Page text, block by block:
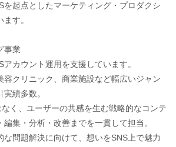
を起点としたマーケティング・プロダクシ
す。
事業
カウント運用を支援しています。
容クリニック、商業施設など幅広いジャン
績多数。
なく、ユーザーの共感を生む戦略的なコンテ
集・分析・改善までを一貫して担当。
な問題解決に向けて、想いをSNS上で魅力